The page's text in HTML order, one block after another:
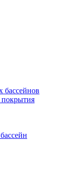
бассейнов